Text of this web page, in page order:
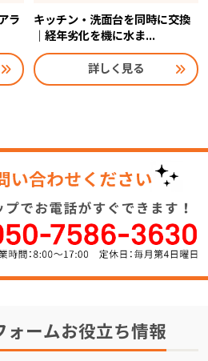
ラ
キッチン・洗面台を同時に交換
｜経年劣化を機に水ま...
詳しく見る
ォームお役立ち情報